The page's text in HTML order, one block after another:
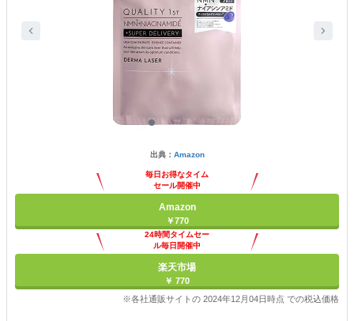
出典： Amazon
毎日お得なタイム
セール開催中
Amazon
￥770
24時間タイムセー
ル毎日開催中
楽天市場
￥ 770
※各社通販サイトの 2024年12月04日時点 での税込価格